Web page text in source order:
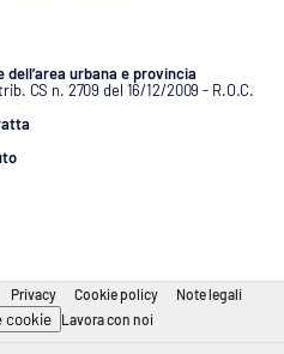
dell’area urbana e provincia
CS n. 2709 del 16/12/2009 - R.O.C.
Privacy Cookie policy Note legali
cookie Lavora con noi